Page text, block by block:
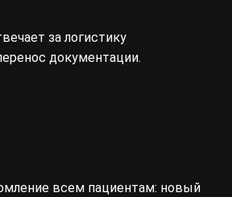
за логистику
документации.
всем пациентам: новый